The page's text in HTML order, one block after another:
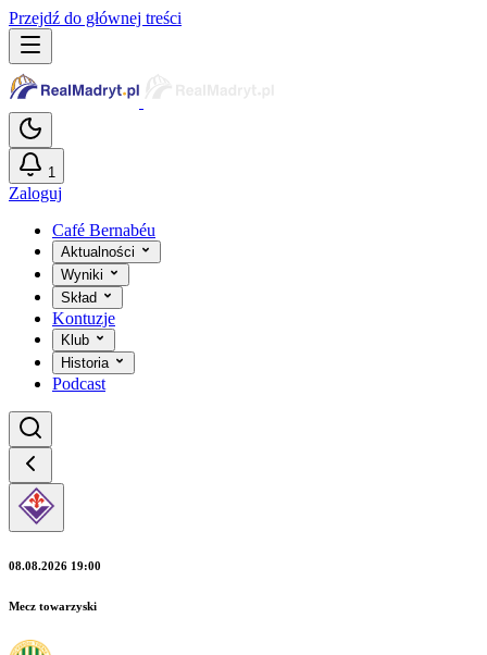
Przejdź do głównej treści
1
Zaloguj
Café Bernabéu
Aktualności
Wyniki
Skład
Kontuzje
Klub
Historia
Podcast
08.08.2026 19:00
Mecz towarzyski